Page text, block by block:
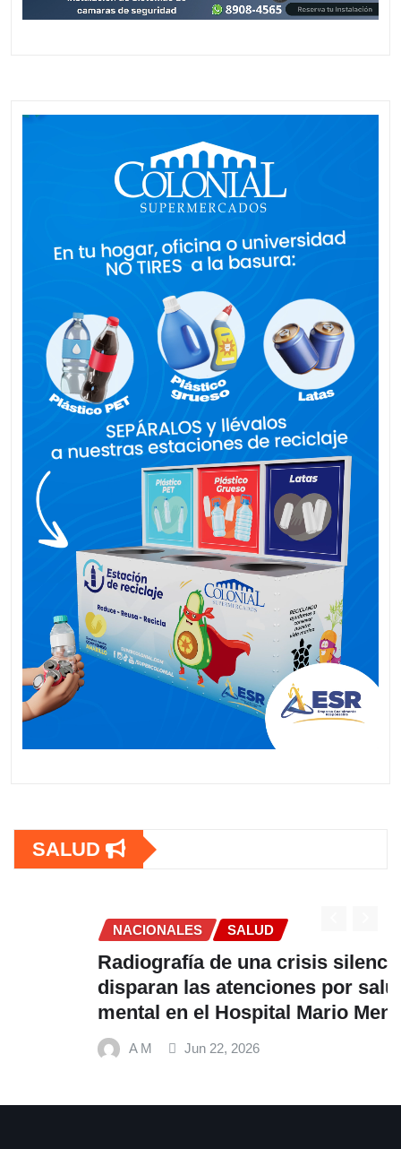
SALUD
NACIONALES SALUD
Radiografía de una crisis silenciosa: Se
disparan las atenciones por salud
mental en el Hospital Mario Mendoza
Jun 22, 2026